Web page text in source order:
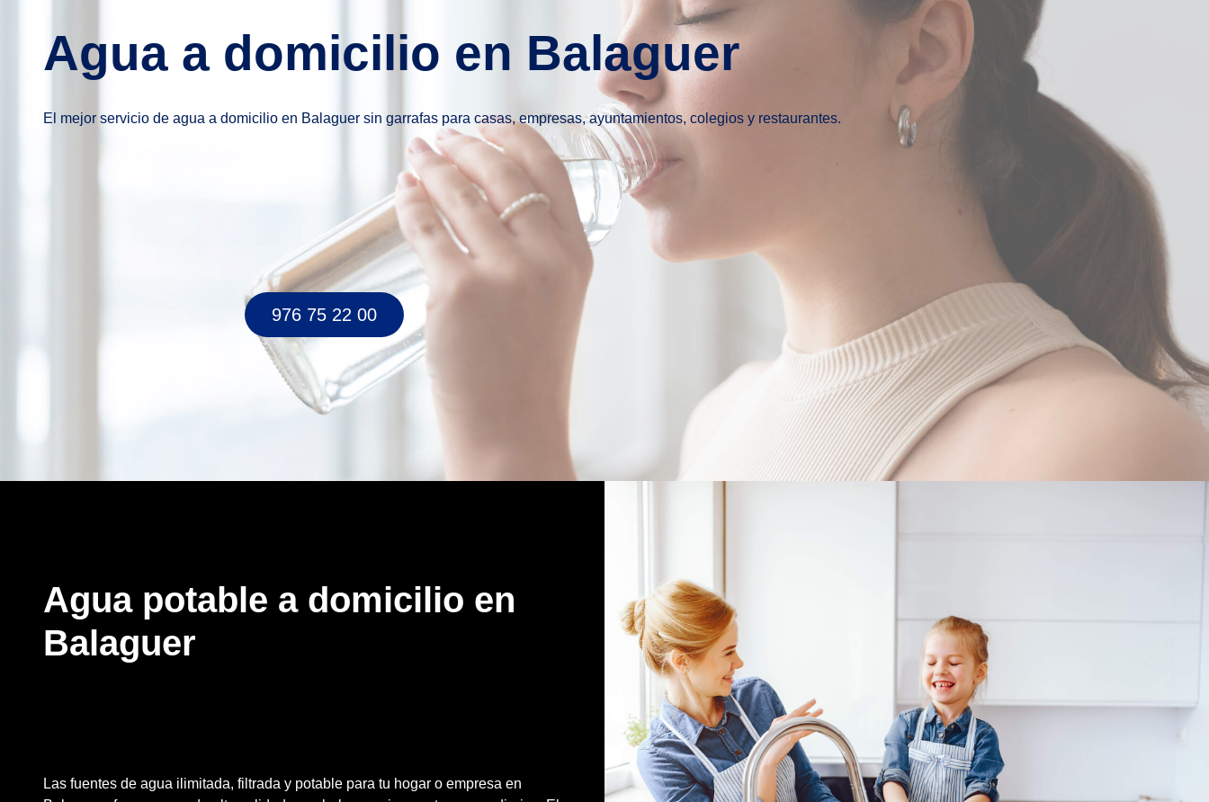
Agua a domicilio en Balaguer
El mejor servicio de agua a domicilio en Balaguer sin garrafas para casas, empresas, ayuntamientos, colegios y restaurantes.
976 75 22 00
Agua potable a domicilio en
Balaguer
Las fuentes de agua ilimitada, filtrada y potable para tu hogar o empresa en